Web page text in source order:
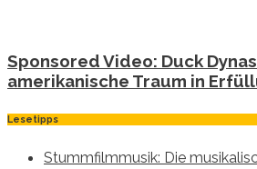
Sponsored Video: Duck
amerikanische Traum in
Lesetipps
Stummfilmmusik: Die